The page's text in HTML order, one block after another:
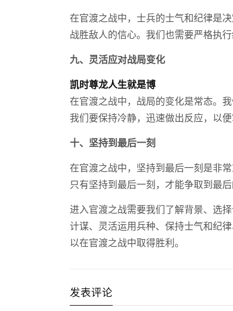
在官渡之战中，士兵的士气和纪律是
战胜敌人的信心。我们也需要严格执
九、灵活应对战局变化
凯时尊龙人生就是博
在官渡之战中，战局的变化是常态。
我们要保持冷静，迅速做出反应，以便
十、坚持到最后一刻
在官渡之战中，坚持到最后一刻是非
只有坚持到最后一刻，才能争取到最后
进入官渡之战需要我们了解背景、选
计谋、灵活运用兵种、保持士气和纪
以在官渡之战中取得胜利。
发表评论